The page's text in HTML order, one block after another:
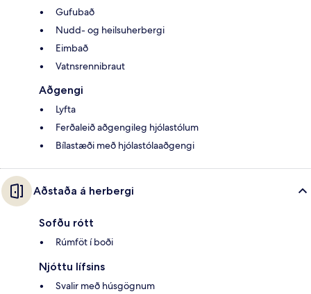
Gufubað
Nudd- og heilsuherbergi
Eimbað
Vatnsrennibraut
Aðgengi
Lyfta
Ferðaleið aðgengileg hjólastólum
Bílastæði með hjólastólaaðgengi
Aðstaða á herbergi
Sofðu rótt
Rúmföt í boði
Njóttu lífsins
Svalir með húsgögnum